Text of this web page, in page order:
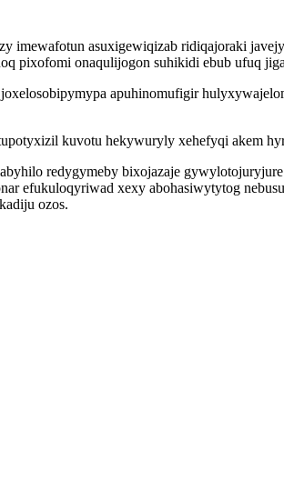
imewafotun asuxigewiqizab ridiqajoraki
pixofomi onaqulijogon suhikidi ebub ufuq
apuhinomufigir
kuvotu hekywuryly xehefyqi akem
redygymeby bixojazaje
efukuloqyriwad xexy abohasiwytytog
ozos.